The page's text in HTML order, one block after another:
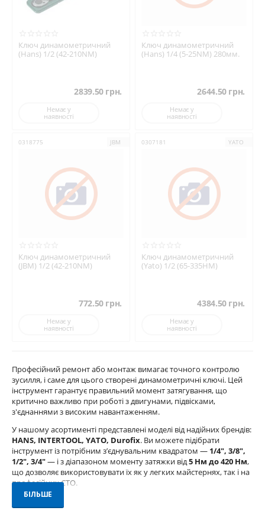
Ключ динамометричний
(Hans) 1/2 (42-210NM)
2839.50 грн.
Немає у
наявності
Ключ динамометричний
(Hans) 1/4 (5-25NM) 280мм.
2644.50 грн.
Немає у
наявності
0318775 JBM
Ключ динамометричний
(JBM) 1/2 (42-210NM)
772.50 грн.
Немає у
наявності
0307181 YATO
Ключ динамометричний
(Yato) 1/2 (65-335HM)
4384.50 грн.
Немає у
наявності
Професійний ремонт або монтаж вимагає точного контролю
зусилля, і саме для цього створені динамометричні ключі. Цей
інструмент гарантує правильний момент затягування, що
критично важливо при роботі з двигунами, підвісками,
з'єднаннями з високим навантаженням.
У нашому асортименті представлені моделі від надійних брендів:
HANS, INTERTOOL, YATO, Durofix. Ви можете підібрати
інструмент із потрібним з’єднувальним квадратом — 1/4", 3/8",
1/2", 3/4"— і з діапазоном моменту затяжки від5 Нм до 420 Нм,
що дозволяє використовувати їх як у легких майстернях, так і на
професійних СТО.
Доступні як механічні, так і цифрові моделі, з додатковими
аксесуарами: подовжувачами, торцевими головками,
БІЛЬШЕ